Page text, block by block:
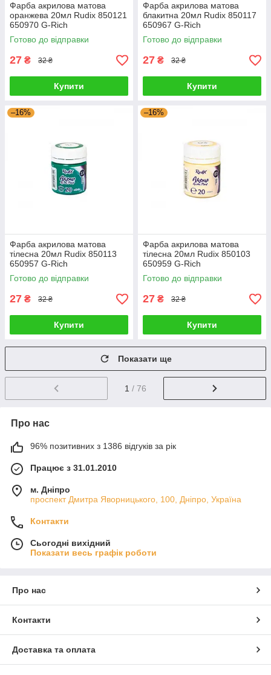
Фарба акрилова матова
оранжева 20мл Rudix 850121
650970 G-Rich
Готово до відправки
27 ₴ 32 ₴
Купити
Фарба акрилова матова
блакитна 20мл Rudix 850117
650967 G-Rich
Готово до відправки
27 ₴ 32 ₴
Купити
–16%
Фарба акрилова матова
тілесна 20мл Rudix 850113
650957 G-Rich
Готово до відправки
27 ₴ 32 ₴
Купити
–16%
Фарба акрилова матова
тілесна 20мл Rudix 850103
650959 G-Rich
Готово до відправки
27 ₴ 32 ₴
Купити
Показати ще
1 / 76
Про нас
96% позитивних з 1386 відгуків за рік
Працює з 31.01.2010
м. Дніпро
проспект Дмитра Яворницького, 100, Дніпро, Україна
Контакти
Сьогодні вихідний
Показати весь графік роботи
Про нас
Контакти
Доставка та оплата